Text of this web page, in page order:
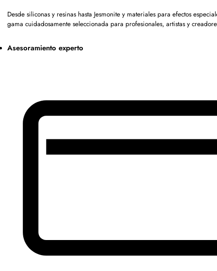
Desde siliconas y resinas hasta Jesmonite y materiales para efectos
gama cuidadosamente seleccionada para profesionales, artistas y
Asesoramiento experto